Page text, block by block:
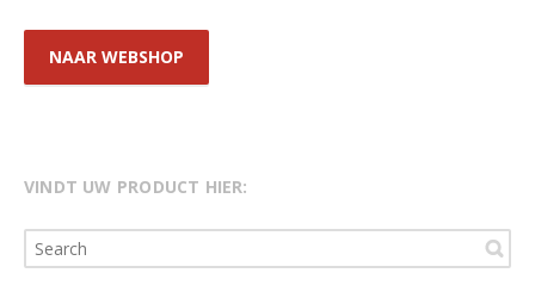
NAAR WEBSHOP
VINDT UW PRODUCT HIER: